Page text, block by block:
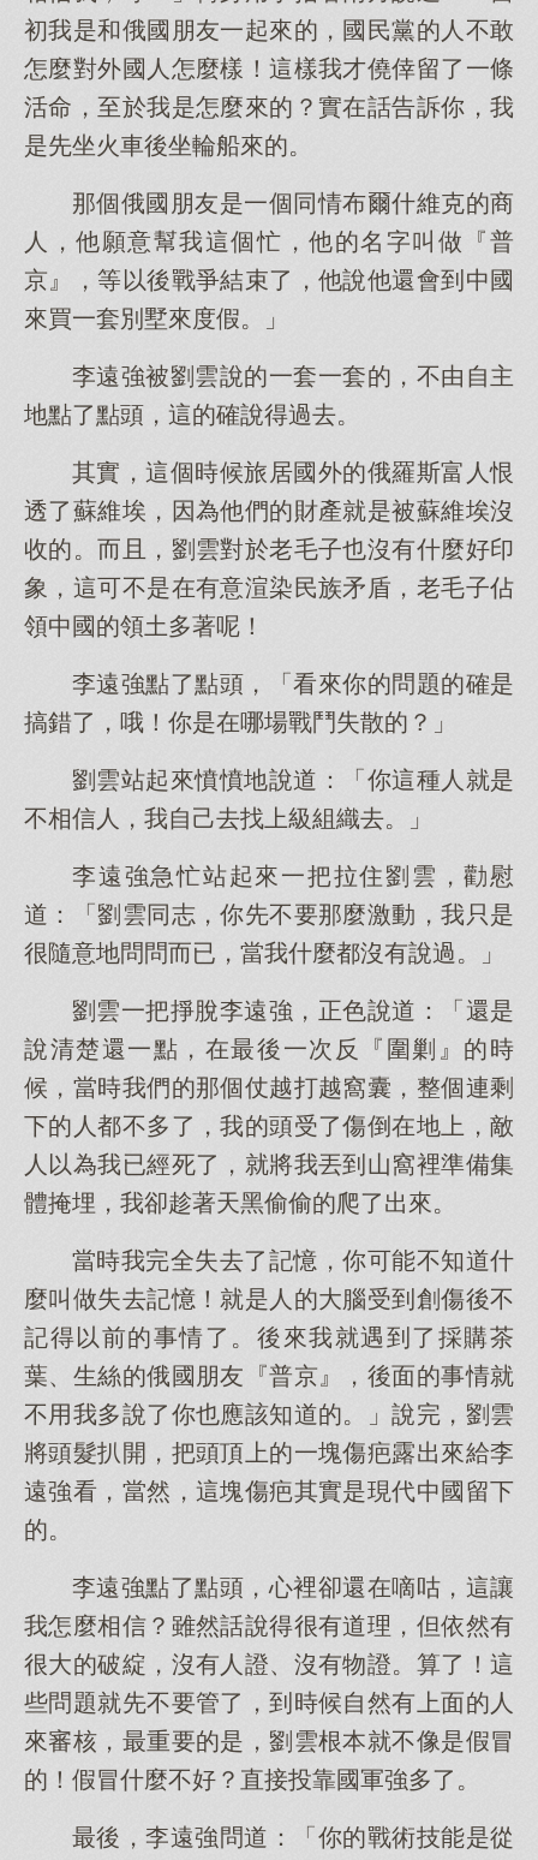
初我是和俄國朋友一起來的，國民黨的人不敢
怎麼對外國人怎麼樣！這樣我才僥倖留了一條
活命，至於我是怎麼來的？實在話告訴你，我
是先坐火車後坐輪船來的。
那個俄國朋友是一個同情布爾什維克的商
人，他願意幫我這個忙，他的名字叫做『普
京』，等以後戰爭結束了，他說他還會到中國
來買一套別墅來度假。」
李遠強被劉雲說的一套一套的，不由自主
地點了點頭，這的確說得過去。
其實，這個時候旅居國外的俄羅斯富人恨
透了蘇維埃，因為他們的財產就是被蘇維埃沒
收的。而且，劉雲對於老毛子也沒有什麼好印
象，這可不是在有意渲染民族矛盾，老毛子佔
領中國的領土多著呢！
李遠強點了點頭，「看來你的問題的確是
搞錯了，哦！你是在哪場戰鬥失散的？」
劉雲站起來憤憤地說道：「你這種人就是
不相信人，我自己去找上級組織去。」
李遠強急忙站起來一把拉住劉雲，勸慰
道：「劉雲同志，你先不要那麼激動，我只是
很隨意地問問而已，當我什麼都沒有說過。」
劉雲一把掙脫李遠強，正色說道：「還是
說清楚還一點，在最後一次反『圍剿』的時
候，當時我們的那個仗越打越窩囊，整個連剩
下的人都不多了，我的頭受了傷倒在地上，敵
人以為我已經死了，就將我丟到山窩裡準備集
體掩埋，我卻趁著天黑偷偷的爬了出來。
當時我完全失去了記憶，你可能不知道什
麼叫做失去記憶！就是人的大腦受到創傷後不
記得以前的事情了。後來我就遇到了採購茶
葉、生絲的俄國朋友『普京』，後面的事情就
不用我多說了你也應該知道的。」說完，劉雲
將頭髮扒開，把頭頂上的一塊傷疤露出來給李
遠強看，當然，這塊傷疤其實是現代中國留下
的。
李遠強點了點頭，心裡卻還在嘀咕，這讓
我怎麼相信？雖然話說得很有道理，但依然有
很大的破綻，沒有人證、沒有物證。算了！這
些問題就先不要管了，到時候自然有上面的人
來審核，最重要的是，劉雲根本就不像是假冒
的！假冒什麼不好？直接投靠國軍強多了。
最後，李遠強問道：「你的戰術技能是從